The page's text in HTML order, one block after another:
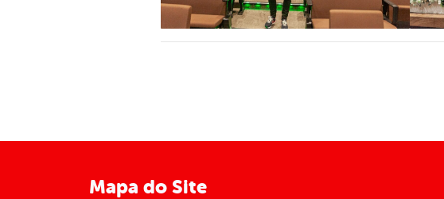
Mapa do Site